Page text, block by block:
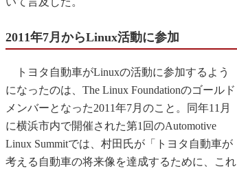
2011年7月からLinux活動に参加
トヨタ自動車がLinuxの活動に参加するよう
になったのは、The Linux Foundationのゴールド
メンバーとなった2011年7月のこと。同年11月
に横浜市内で開催された第1回のAutomotive
Linux Summitでは、村田氏が「トヨタ自動車が
考える自動車の将来像を達成するために、これ